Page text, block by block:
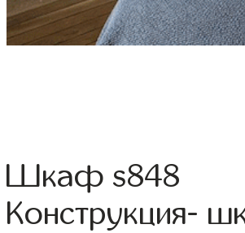
Шкаф s848
Конструкция-